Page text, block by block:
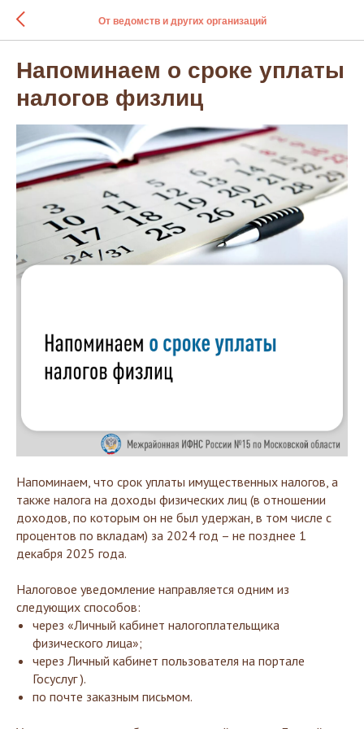
От ведомств и других организаций
Напоминаем о сроке уплаты
налогов физлиц
Напоминаем, что срок уплаты имущественных налогов, а
также налога на доходы физических лиц (в отношении
доходов, по которым он не был удержан, в том числе с
процентов по вкладам) за 2024 год – не позднее 1
декабря 2025 года.
Налоговое уведомление направляется одним из
следующих способов:
через «Личный кабинет налогоплательщика
физического лица»;
через Личный кабинет пользователя на портале
Госуслуг ).
по почте заказным письмом.